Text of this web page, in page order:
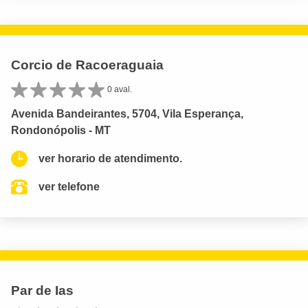
Corcio de Racoeraguaia
0 aval.
Avenida Bandeirantes, 5704, Vila Esperança,
Rondonópolis - MT
ver horario de atendimento.
ver telefone
Par de Ias